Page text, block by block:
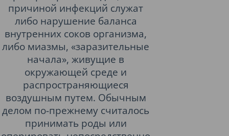
причиной инфекций служат
либо нарушение баланса
внутренних соков организма,
либо миазмы, «заразительные
начала», живущие в
окружающей среде и
распространяющиеся
воздушным путем. Обычным
делом по-прежнему считалось
принимать роды или